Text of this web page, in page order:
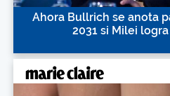
Ahora Bullrich se anota
2031 si Milei